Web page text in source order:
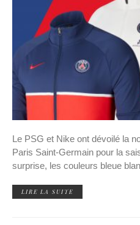
Le PSG et Nike ont dévoilé la
Paris Saint-Germain pour la
surprise, les couleurs bleue
LIRE LA SUITE